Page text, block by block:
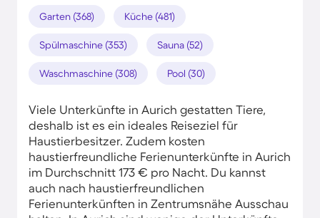
Garten (368) Küche (481)
Spülmaschine (353) Sauna (52)
Waschmaschine (308) Pool (30)
Viele Unterkünfte in Aurich gestatten Tiere,
deshalb ist es ein ideales Reiseziel für
Haustierbesitzer. Zudem kosten
haustierfreundliche Ferienunterkünfte in Aurich
im Durchschnitt 173 € pro Nacht. Du kannst
auch nach haustierfreundlichen
Ferienunterkünften in Zentrumsnähe Ausschau